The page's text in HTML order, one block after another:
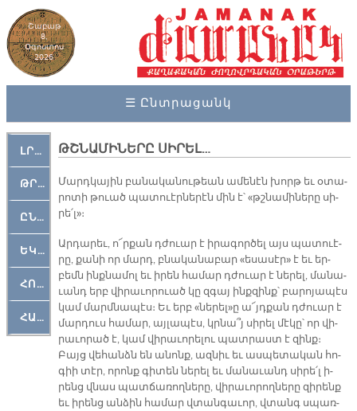
Շաբաթ
8,
Օգոստոս
2026
☰ Ընտրացանկ
ԼՐԱՀՈՍ
ԹՐՔԱՀԱՅ ԿԵԱՆՔ
ԸՆԿԵՐԱՄՇԱԿՈՒԹԱՅԻՆ
ԵԿԵՂԵՑԱԿԱՆ
ՀՈԳԵՄՏԱՒՈՐ
ՀԱՐԹԱԿ
ԹՇՆԱՄԻՆԵՐԸ ՍԻՐԵԼ…
Մարդ­կա­յին բա­նա­կա­նու­թեան ա­մե­նէն խորթ եւ օ­տա­
րո­տի թուած պա­տուէր­նե­րէն մին է՝ «թշնա­մի­նե­րը սի­
րե՛լ»։­
Ար­դա­րեւ, ո՜ր­քան դժուար է ի­րա­գոր­ծել այս պա­տուէ­
րը, քա­նի որ մարդ, բնա­կա­նա­բար «ե­սա­սէր» է եւ եր­
բեմն ինք­նա­մոլ եւ ի­րեն հա­մար դժուար է նե­րել, մա­նա­
ւանդ երբ վի­րա­ւո­րուած կը զգայ ինք­զինք՝ բա­րո­յա­պէս
կամ մարմ­նա­պէս։ Եւ երբ «նե­րել»ը ա՜յդ­քան դժուար է
մար­դուս հա­մար, այ­լա­պէս, կրնա՞յ սի­րել մէ­կը՝ որ վի­
րա­ւո­րած է, կամ վի­րա­ւո­րե­լու պատ­րաստ է զինք։
Բայց վե­հանձն են ա­նոնք, ազ­նիւ եւ աս­պե­տա­կան հո­
գիի տէր, ո­րոնք գի­տեն նե­րել եւ մա­նա­ւանդ սի­րե՛լ ի­
րենց վնաս պատ­ճա­ռող­նե­րը, վի­րա­ւո­րող­նե­րը զի­րենք
եւ ի­րենց ան­ձին հա­մար վտան­գա­ւոր, վտանգ սպառ­